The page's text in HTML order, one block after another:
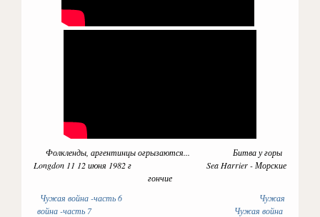
Фолкленды, аргентинцы огрызаются... Битва у горы
Longdon 11 12 июня 1982 г Sea Harrier - Морские
гончие
Чужая война -часть 6
Чужая
война -часть 7
Чужая война